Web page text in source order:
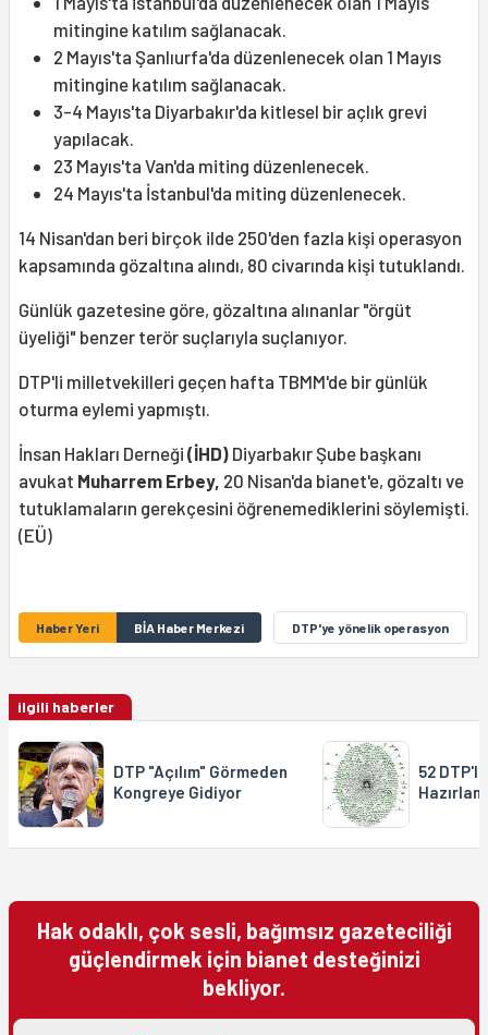
mitingine katılım sağlanacak.
2 Mayıs'ta Şanlıurfa'da düzenlenecek olan 1 Mayıs
mitingine katılım sağlanacak.
3-4 Mayıs'ta Diyarbakır'da kitlesel bir açlık grevi
yapılacak.
23 Mayıs'ta Van'da miting düzenlenecek.
24 Mayıs'ta İstanbul'da miting düzenlenecek.
14 Nisan'dan beri birçok ilde 250'den fazla kişi operasyon
kapsamında gözaltına alındı, 80 civarında kişi tutuklandı.
Günlük gazetesine göre, gözaltına alınanlar "örgüt
üyeliği" benzer terör suçlarıyla suçlanıyor.
DTP'li milletvekilleri geçen hafta TBMM'de bir günlük
oturma eylemi yapmıştı.
İnsan Hakları Derneği (İHD) Diyarbakır Şube başkanı
avukat Muharrem Erbey, 20 Nisan'da bianet'e, gözaltı ve
tutuklamaların gerekçesini öğrenemediklerini söylemişti.
(EÜ)
Haber Yeri BİA Haber Merkezi DTP'ye yönelik operasyon
ilgili haberler
DTP "Açılım" Görmeden
Kongreye Gidiyor
52
Hak odaklı, çok sesli, bağımsız gazeteciliği
güçlendirmek için bianet desteğinizi
bekliyor.